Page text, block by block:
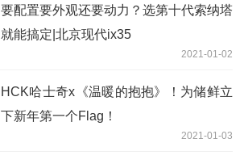
要配置要外观还要动力？选第十代索纳塔
就能搞定|北京现代ix35
2021-01-02
HCK哈士奇x《温暖的抱抱》！为储鲜立
下新年第一个Flag！
2021-01-03